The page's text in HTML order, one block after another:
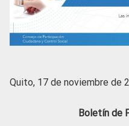
Quito, 17 de noviembre de
Boletín de